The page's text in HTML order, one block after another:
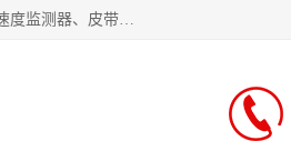
湖北杭荣电气有限公司是一家主要从事生产接近开关、光电开关，霍尔开关、两级跑偏开关、双向拉绳开关、速度监测器、皮带打滑开关、阻旋式料位开关、皮带纵向撕裂开关、溜槽堵塞开关、声光报警器、矿用磁性井筒开关等，主营行业：电气设备、仪器仪表制造, 高低压电器，成套电气设备，矿用防爆机电设备，皮带机综合保护系统，防爆电器，传感器，工矿配件，电器配件，自动化工业机器人的研发，制造，加工销售。